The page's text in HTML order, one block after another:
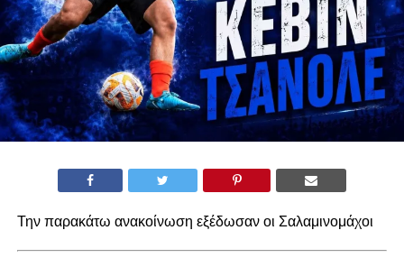
Την παρακάτω ανακοίνωση εξέδωσαν οι Σαλαμινομάχοι